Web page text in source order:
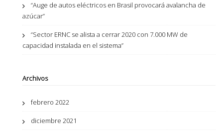
“Auge de autos eléctricos en Brasil provocará avalancha de
azúcar”
“Sector ERNC se alista a cerrar 2020 con 7.000 MW de
capacidad instalada en el sistema”
Archivos
febrero 2022
diciembre 2021